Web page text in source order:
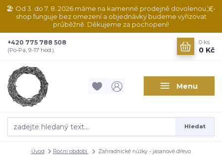
🏖️ Od 3. do 7. 8. 2026 máme na kamenné prodejně dovolenou. E-
shop funguje bez omezení a objednávky budeme vyřizovat
průběžně. Děkujeme za pochopení!
Menu
Hledat
+420 775 788 508
(Po-Pá, 9-17 hod.)
0 ks
0 Kč
Úvod Roční období Zahradnické nůžky - jasanové dřevo